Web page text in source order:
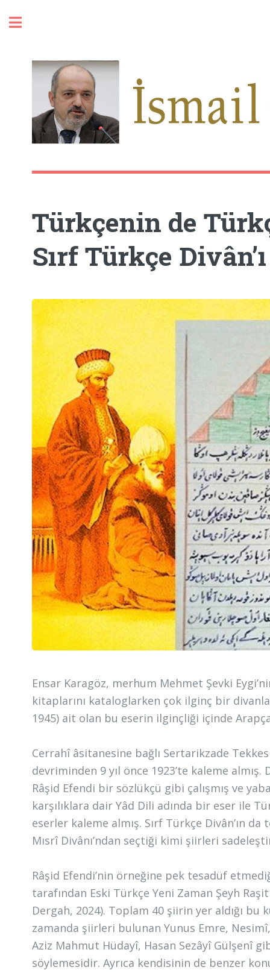
Türkçenin de
Sırf Türkçe Divân’ı
Ensar Karagöz, merhum Mehmet Şevki
kitaplarını kataloglarken çok ilginç bir divanla
1945) ait olan bu eserin ilginçliği içinde
Cerrahî âsitanesine bağlı Sertarikzade
devriminden 9 yıl önce 1923’te kaleme
Râşid Efendi bir sözlükçü gibi çalışmış ve
karşılıklara dair Yâd Dili adında bir eser ile
eserler kaleme almış. Sırf Türkçe Divân’ın
Mısrî Divânı’ndan seçtiği kimi şiirleri
Râşid Efendi’nin örneğine pek tesadüf
tarafından Eski Türkçe Yeni Zaman Şeyh
Dergah, 2024). Toplam 40 şiirin yer aldığı
zamanda şiirleri bulunan Yunus Emre,
Aziz Mahmut Hüdayî, Hasan Sezâyî Gülşenî
söylemesidir. Ayrıca kendisinin de benzer